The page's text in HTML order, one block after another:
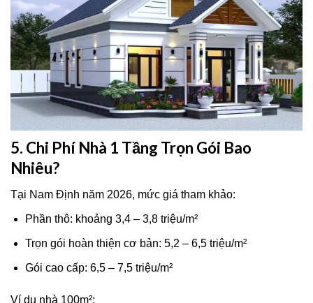
5. Chi Phí Nhà 1 Tầng Trọn Gói Bao
Nhiêu?
Tại Nam Định năm 2026, mức giá tham khảo:
Phần thô: khoảng 3,4 – 3,8 triệu/m²
Trọn gói hoàn thiện cơ bản: 5,2 – 6,5 triệu/m²
Gói cao cấp: 6,5 – 7,5 triệu/m²
Ví dụ nhà 100m²: